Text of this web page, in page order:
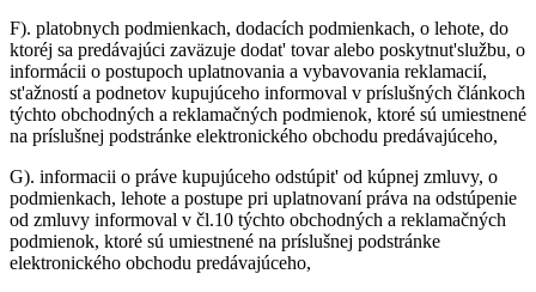
F). platobnych podmienkach, dodacích podmienkach, o lehote, do
ktoréj sa predávajúci zaväzuje dodat' tovar alebo poskytnut'službu, o
informácii o postupoch uplatnovania a vybavovania reklamacií,
st'ažností a podnetov kupujúceho informoval v príslušných článkoch
týchto obchodných a reklamačných podmienok, ktoré sú umiestnené
na príslušnej podstránke elektronického obchodu predávajúceho,
G). informacii o práve kupujúceho odstúpit' od kúpnej zmluvy, o
podmienkach, lehote a postupe pri uplatnovaní práva na odstúpenie
od zmluvy informoval v čl.10 týchto obchodných a reklamačných
podmienok, ktoré sú umiestnené na príslušnej podstránke
elektronického obchodu predávajúceho,